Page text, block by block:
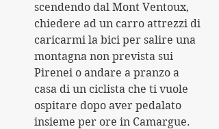
scendendo dal Mont Ventoux,
chiedere ad un carro attrezzi di
caricarmi la bici per salire una
montagna non prevista sui
Pirenei o andare a pranzo a
casa di un ciclista che ti vuole
ospitare dopo aver pedalato
insieme per ore in Camargue.